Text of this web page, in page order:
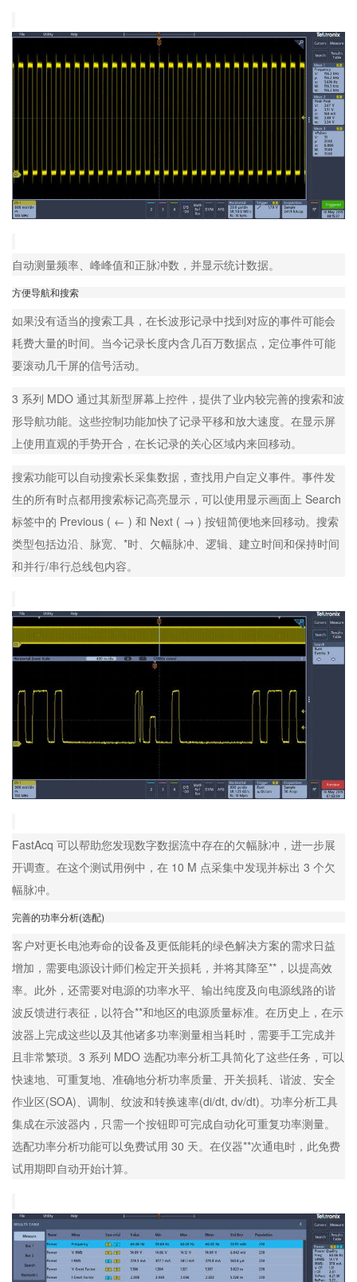
自动测量频率、峰峰值和正脉冲数，并显示统计数据。
方便导航和搜索
如果没有适当的搜索工具，在长波形记录中找到对应的事件可能会
耗费大量的时间。当今记录长度内含几百万数据点，定位事件可能
要滚动几千屏的信号活动。
3 系列 MDO 通过其新型屏幕上控件，提供了业内较完善的搜索和波
形导航功能。这些控制功能加快了记录平移和放大速度。在显示屏
上使用直观的手势开合，在长记录的关心区域内来回移动。
搜索功能可以自动搜索长采集数据，查找用户自定义事件。事件发
生的所有时点都用搜索标记高亮显示，可以使用显示画面上 Search
标签中的 Previous ( ← ) 和 Next ( → ) 按钮简便地来回移动。搜索
类型包括边沿、脉宽、*时、欠幅脉冲、逻辑、建立时间和保持时间
和并行/串行总线包内容。
FastAcq 可以帮助您发现数字数据流中存在的欠幅脉冲，进一步展
开调查。在这个测试用例中，在 10 M 点采集中发现并标出 3 个欠
幅脉冲。
完善的功率分析(选配)
客户对更长电池寿命的设备及更低能耗的绿色解决方案的需求日益
增加，需要电源设计师们检定开关损耗，并将其降至**，以提高效
率。此外，还需要对电源的功率水平、输出纯度及向电源线路的谐
波反馈进行表征，以符合**和地区的电源质量标准。在历史上，在示
波器上完成这些以及其他诸多功率测量相当耗时，需要手工完成并
且非常繁琐。3 系列 MDO 选配功率分析工具简化了这些任务，可以
快速地、可重复地、准确地分析功率质量、开关损耗、谐波、安全
作业区(SOA)、调制、纹波和转换速率(di/dt, dv/dt)。功率分析工具
集成在示波器内，只需一个按钮即可完成自动化可重复功率测量。
选配功率分析功能可以免费试用 30 天。在仪器**次通电时，此免费
试用期即自动开始计算。